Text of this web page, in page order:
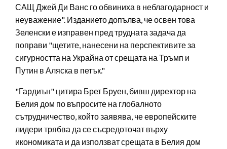
САЩ Джей Ди Ванс го обвиниха в неблагодарност и
неуважение". Изданието допълва, че освен това
Зеленски е изправен пред трудната задача да
поправи "щетите, нанесени на перспективите за
сигурността на Украйна от срещата на Тръмп и
Путин в Аляска в петък."
"Гардиън" цитира Брет Бруен, бивш директор на
Белия дом по въпросите на глобалното
сътрудничество, който заявява, че европейските
лидери трябва да се съсредоточат върху
икономиката и да използват срещата в Белия дом